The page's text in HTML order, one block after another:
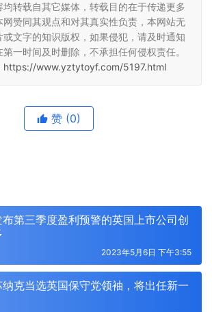
转载自其它媒体，转载目的在于传递更多
赞同其观点和对其真实性负责，本网站无
文字的知识版权，如果侵犯，请及时通知
一时间及时删除，不承担任何侵权责任。
https://www.yztytoyf.com/5197.html
赞 (0)
第三季度盈利预警的英国上市公司创
2023年5月6日 下午3:55
克当选英国保守党领袖，将出任新一